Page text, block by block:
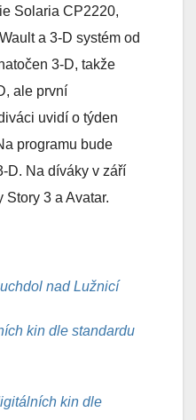
Solaria CP2220,
a 3-D systém od
3-D, takže
ale první
uvidí o týden
programu bude
D. Na díváky v září
Story 3 a Avatar.
nad Lužnicí
kin dle standardu
kin dle